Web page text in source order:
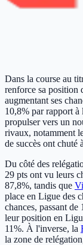
Dans la course au
renforce sa position
augmentant ses
10,8% par rapport
propulser vers un
rivaux, notamment
de succès ont chuté
Du côté des
29 pts ont vu leurs
87,8%, tandis que
place en Ligue des
chances, passant
leur position en
11%. À l'inverse, la
la zone de